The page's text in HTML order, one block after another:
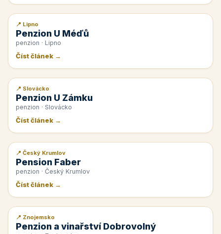
📰 PR článek
📍 Lipno
Penzion U Méďů
penzion · Lipno
Číst článek →
📰 PR článek
📍 Slovácko
Penzion U Zámku
penzion · Slovácko
Číst článek →
📰 PR článek
📍 Český Krumlov
Pension Faber
penzion · Český Krumlov
Číst článek →
📰 PR článek
📍 Znojemsko
Penzion a vinařství Dobrovolný